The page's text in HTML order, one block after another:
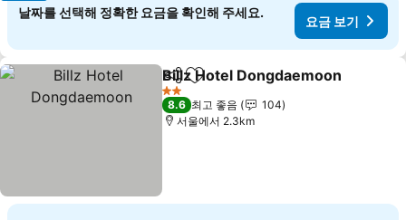
날짜를 선택해 정확한 요금을 확인해 주세요.
요금 보기
공유 즐겨찾기에 추가
Billz Hotel Dongdaemoon
2 성급
8.6 최고 좋음
104
서울에서 2.3km